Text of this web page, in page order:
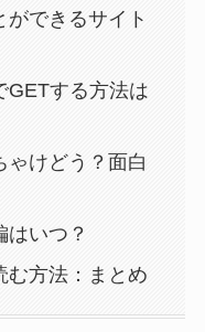
できるサイト
GETする方法は
けどう？面白
いつ？
む方法：まとめ